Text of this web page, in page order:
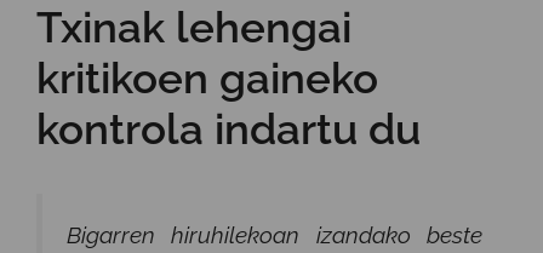
Txinak lehengai
kritikoen gaineko
kontrola indartu du
Bigarren hiruhilekoan izandako beste